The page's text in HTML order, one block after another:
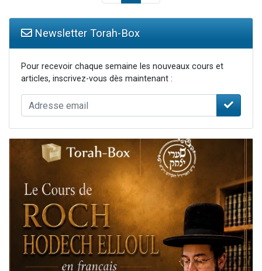
Newsletter Torah-Box
Pour recevoir chaque semaine les nouveaux cours et
articles, inscrivez-vous dès maintenant :